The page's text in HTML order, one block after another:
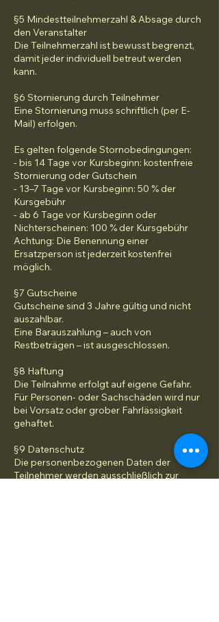
§5 Mindestteilnehmerzahl & Absage durch
den Veranstalter
Die Teilnehmerzahl ist bewusst begrenzt,
damit jeder individuell betreut werden
kann.
§6 Stornierung durch Teilnehmer
Eine Stornierung muss schriftlich (per E-
Mail) erfolgen.
Es gelten folgende Stornobedingungen:
- bis 14 Tage vor Kursbeginn: kostenfreie
Stornierung oder Gutschein
- 13–7 Tage vor Kursbeginn: 50 % der
Kursgebühr
- ab 6 Tage vor Kursbeginn oder
Nichterscheinen: 100 % der Kursgebühr
Achtung: Die Benennung einer
Ersatzperson ist jederzeit kostenfrei
möglich.
§7 Gutscheine
Gutscheine sind 3 Jahre gültig und nicht
auszahlbar.
Eine Barauszahlung – auch von
Restbeträgen – ist ausgeschlossen.
§8 Haftung
Die Teilnahme erfolgt auf eigene Gefahr.
Für Personen- oder Sachschäden wird nur
bei Vorsatz oder grober Fahrlässigkeit
gehaftet.
§9 Datenschutz
Die personenbezogenen Daten der
Teilnehmer werden ausschließlich zur